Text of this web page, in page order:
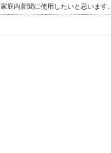
家庭内新聞に使用したいと思います。